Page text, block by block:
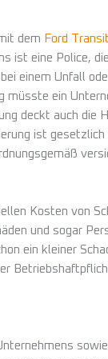
dem Ford
ist eine Police,
einem Unfall
müsste ein
deckt auch die
ist
Kosten von
und sogar
ein kleiner